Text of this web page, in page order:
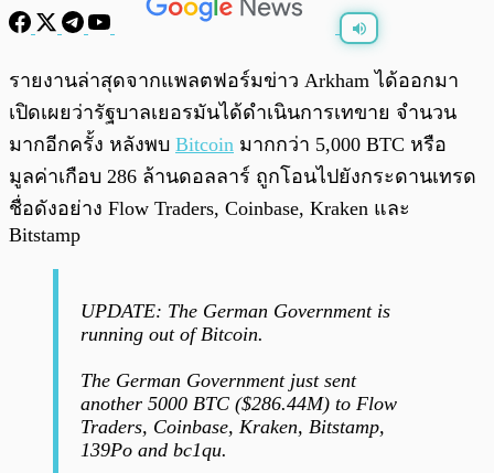
พร้อมเล่น 0:00
รายงานล่าสุดจากแพลตฟอร์มข่าว Arkham ได้ออกมา
เปิดเผยว่ารัฐบาลเยอรมันได้ดำเนินการเทขาย จำนวน
มากอีกครั้ง หลังพบ Bitcoin มากกว่า 5,000 BTC หรือ
มูลค่าเกือบ 286 ล้านดอลลาร์ ถูกโอนไปยังกระดานเทรด
ชื่อดังอย่าง Flow Traders, Coinbase, Kraken และ
Bitstamp
UPDATE: The German Government is
running out of Bitcoin.
The German Government just sent
another 5000 BTC ($286.44M) to Flow
Traders, Coinbase, Kraken, Bitstamp,
139Po and bc1qu.